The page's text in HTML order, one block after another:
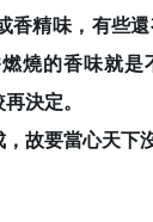
香精味，有些
燒的香味就是
決定。
故要當心天下